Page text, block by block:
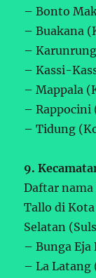
– Bonto
– Buakana
–
– Kassi-
– Mappala
– Rappocini
– Tidung
9.
Daftar
Tallo di
Selatan
– Bunga Eja
– La Latang